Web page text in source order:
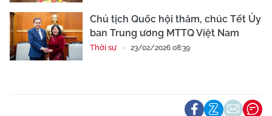
Chủ tịch Quốc hội thăm, chúc Tết Ủy
ban Trung ương MTTQ Việt Nam
Thời sự 23/02/2026 08:39